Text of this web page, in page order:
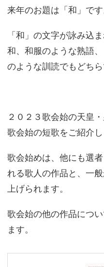
来年のお題は「和」です
「和」の文字が詠み込
和、和服のような熟語
のような訓読でもどちら
２０２３歌会始の天皇
歌会始の短歌をご紹介し
歌会始めは、他にも選
れる歌人の作品と、一
上げられます。
歌会始の他の作品につ
ます。